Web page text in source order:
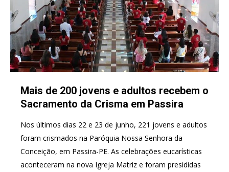
Mais de 200 jovens e adultos recebem o
Sacramento da Crisma em Passira
Nos últimos dias 22 e 23 de junho, 221 jovens e adultos
foram crismados na Paróquia Nossa Senhora da
Conceição, em Passira-PE. As celebrações eucarísticas
aconteceram na nova Igreja Matriz e foram presididas